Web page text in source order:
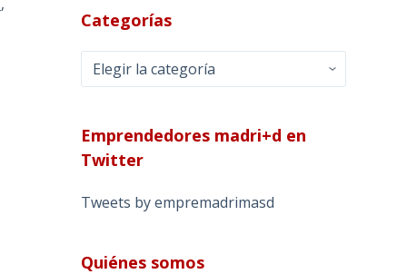
,
Categorías
Categorías
Emprendedores madri+d en
Twitter
Tweets by empremadrimasd
Quiénes somos